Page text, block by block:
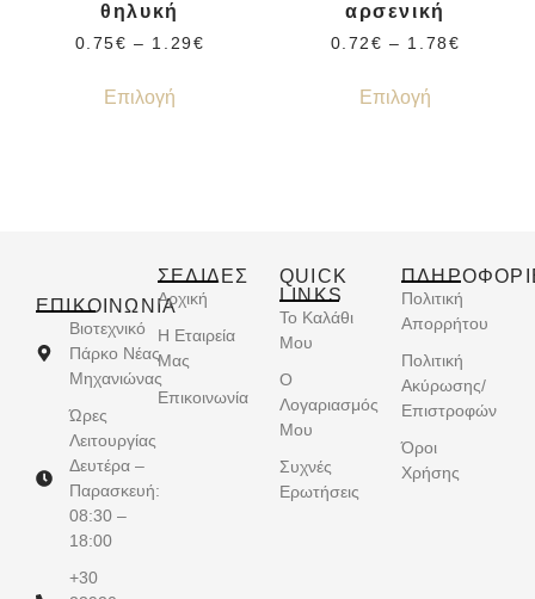
θηλυκή
0.75€ – 1.29 €
Επιλογή
αρσενική
0.72 € – 1.78 €
Επιλογή
ΕΠΙΚΟΙΝΩΝΊΑ
Βιοτεχνικό
Πάρκο Νέας
Μηχανιώνας
Ώρες
Λειτουργίας
Δευτέρα –
Παρασκευή:
08:30 –
18:00
+30
ΣΕΛΙΔΕΣ
Αρχική
Η Εταιρεία
Μας
Επικοινωνία
QUICK
LINKS
Το Καλάθι
Μου
Ο
Λογαριασμός
Μου
Συχνές
Ερωτήσεις
Πολιτική
Απορρήτου
Πολιτική
Ακύρωσης/
Επιστροφών
Όροι
Χρήσης